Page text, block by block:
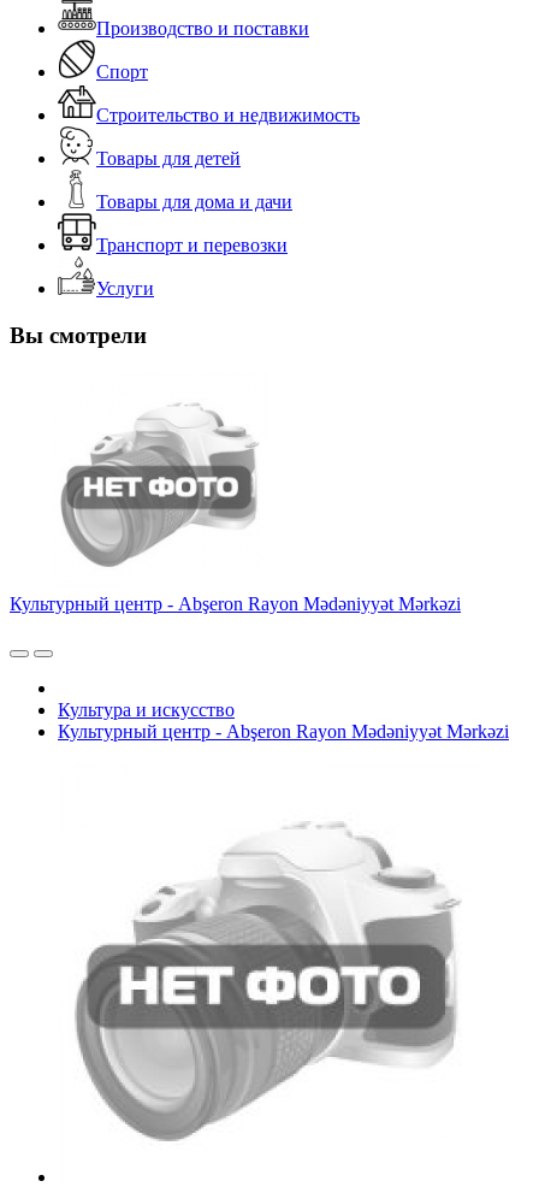
Производство и поставки
Спорт
Строительство и недвижимость
Товары для детей
Товары для дома и дачи
Транспорт и перевозки
Услуги
Вы смотрели
Культурный центр - Abşeron Rayon Mədəniyyət Mərkəzi
Культура и искусство
Культурный центр - Abşeron Rayon Mədəniyyət Mərkəzi